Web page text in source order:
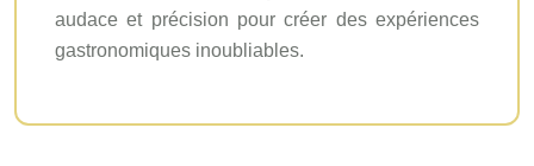
audace et précision pour créer des expériences
gastronomiques inoubliables.